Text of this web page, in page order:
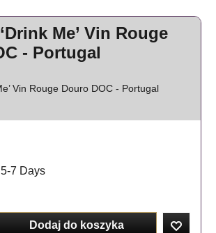
Me’ Vin Rouge
- Portugal
Vin Rouge Douro DOC - Portugal
5-7 Days
Dodaj do koszyka